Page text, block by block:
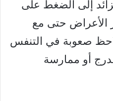
إلى الضغط على
الأعراض حتى مع
صعوبة في التنفس
أو ممارسة